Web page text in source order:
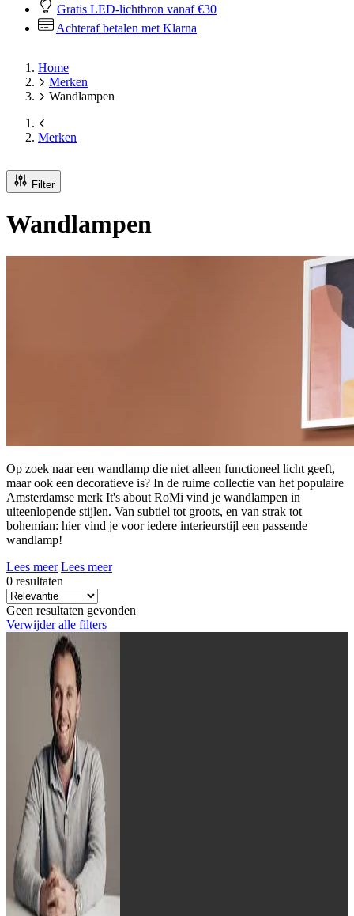
Gratis LED-lichtbron vanaf €30
Achteraf betalen met Klarna
Home
Merken
Wandlampen
Merken
Filter
Wandlampen
Op zoek naar een wandlamp die niet alleen functioneel licht geeft,
maar ook een decoratieve is? In de ruime collectie van het populaire
Amsterdamse merk It's about RoMi vind je wandlampen in
uiteenlopende stijlen. Van subtiel tot groots, en van strak tot
bohemian: hier vind je voor iedere interieurstijl een passende
wandlamp!
Lees meer Lees meer
0 resultaten
Geen resultaten gevonden
Verwijder alle filters